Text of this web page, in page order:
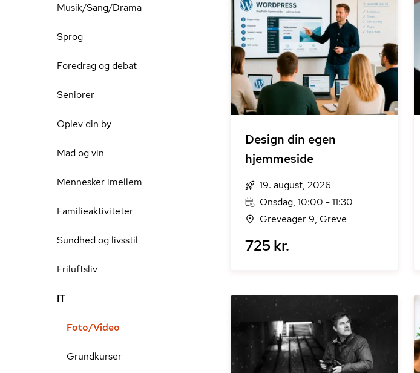
Musik/Sang/Drama
Sprog
Foredrag og debat
Seniorer
Oplev din by
Mad og vin
Mennesker imellem
Familieaktiviteter
Sundhed og livsstil
Friluftsliv
IT
Foto/Video
Grundkurser
Design din egen
hjemmeside
19. august, 2026
Onsdag, 10:00 - 11:30
Greveager 9, Greve
725 kr.